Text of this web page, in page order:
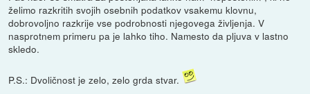
želimo razkritih svojih osebnih podatkov vsakemu klovnu,
dobrovoljno razkrije vse podrobnosti njegovega življenja. V
nasprotnem primeru pa je lahko tiho. Namesto da pljuva v lastno
skledo.
P.S.: Dvoličnost je zelo, zelo grda stvar.